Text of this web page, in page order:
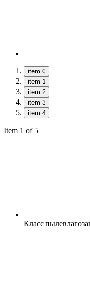
item 0
item 1
item 2
item 3
item 4
Item 1 of 5
Класс